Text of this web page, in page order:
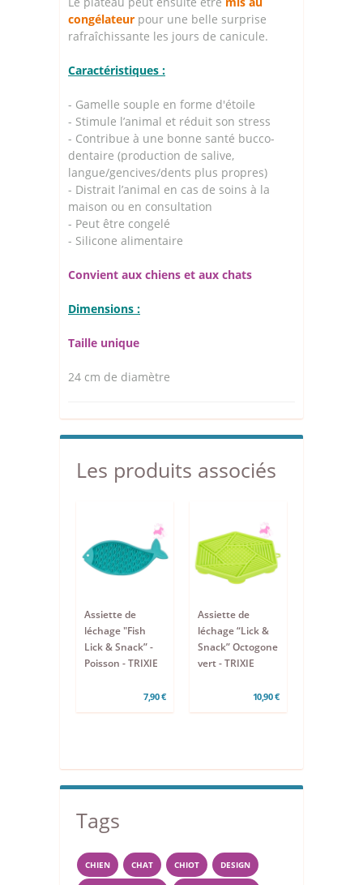
congélateur pour une belle surprise
rafraîchissante les jours de canicule.
Caractéristiques :
- Gamelle souple en forme d'étoile
- Stimule l’animal et réduit son stress
- Contribue à une bonne santé bucco-
dentaire (production de salive,
langue/gencives/dents plus propres)
- Distrait l’animal en cas de soins à la
maison ou en consultation
- Peut être congelé
- Silicone alimentaire
Convient aux chiens et aux chats
Dimensions :
Taille unique
24 cm de diamètre
Les produits associés
Assiette de
léchage "Fish
Lick & Snack” -
Poisson - TRIXIE
7,90 €
Assiette de
léchage “Lick &
Snack” Octogone
vert - TRIXIE
10,90 €
Tags
CHIEN CHAT CHIOT DESIGN